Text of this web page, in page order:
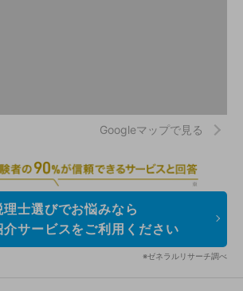
Googleマップで見る
理士選びでお悩みなら
サービスをご利用ください
※ゼネラルリサーチ調べ